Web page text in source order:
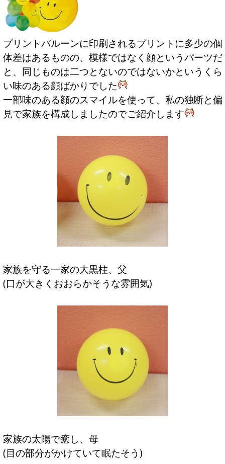
プリントバルーンに印刷されるプリントに多少の個
体差はあるものの、模様ではなく顔というパーツだ
と、同じものは二つとないのではないかというくら
い味のある顔ばかりでした
一部味のある顔のスマイルを使って、私の独断と偏
見で家族を構成しましたのでご紹介します
家族を守る一家の大黒柱、父
(口が大きくおおらかそうな雰囲気)
家族の太陽で癒し、母
(目の部分がかけていて眠たそう)